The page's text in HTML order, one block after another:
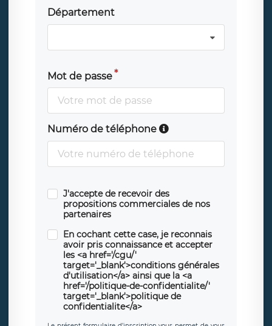
Département
Mot de passe
Numéro de téléphone
J'accepte de recevoir des
propositions commerciales de nos
partenaires
En cochant cette case, je reconnais
avoir pris connaissance et accepter
les <a href='/cgu/'
target='_blank'>conditions générales
d'utilisation</a> ainsi que la <a
href='/politique-de-confidentialite/'
target='_blank'>politique de
confidentialite</a>